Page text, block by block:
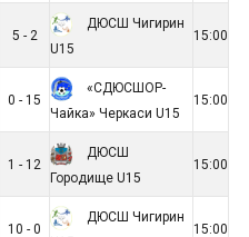
5 - 2
ДЮСШ Чигирин
U15
15:00
0 - 15
«СДЮСШОР-
Чайка» Черкаси U15
15:00
1 - 12
ДЮСШ
Городище U15
15:00
10 - 0
ДЮСШ Чигирин
15:00